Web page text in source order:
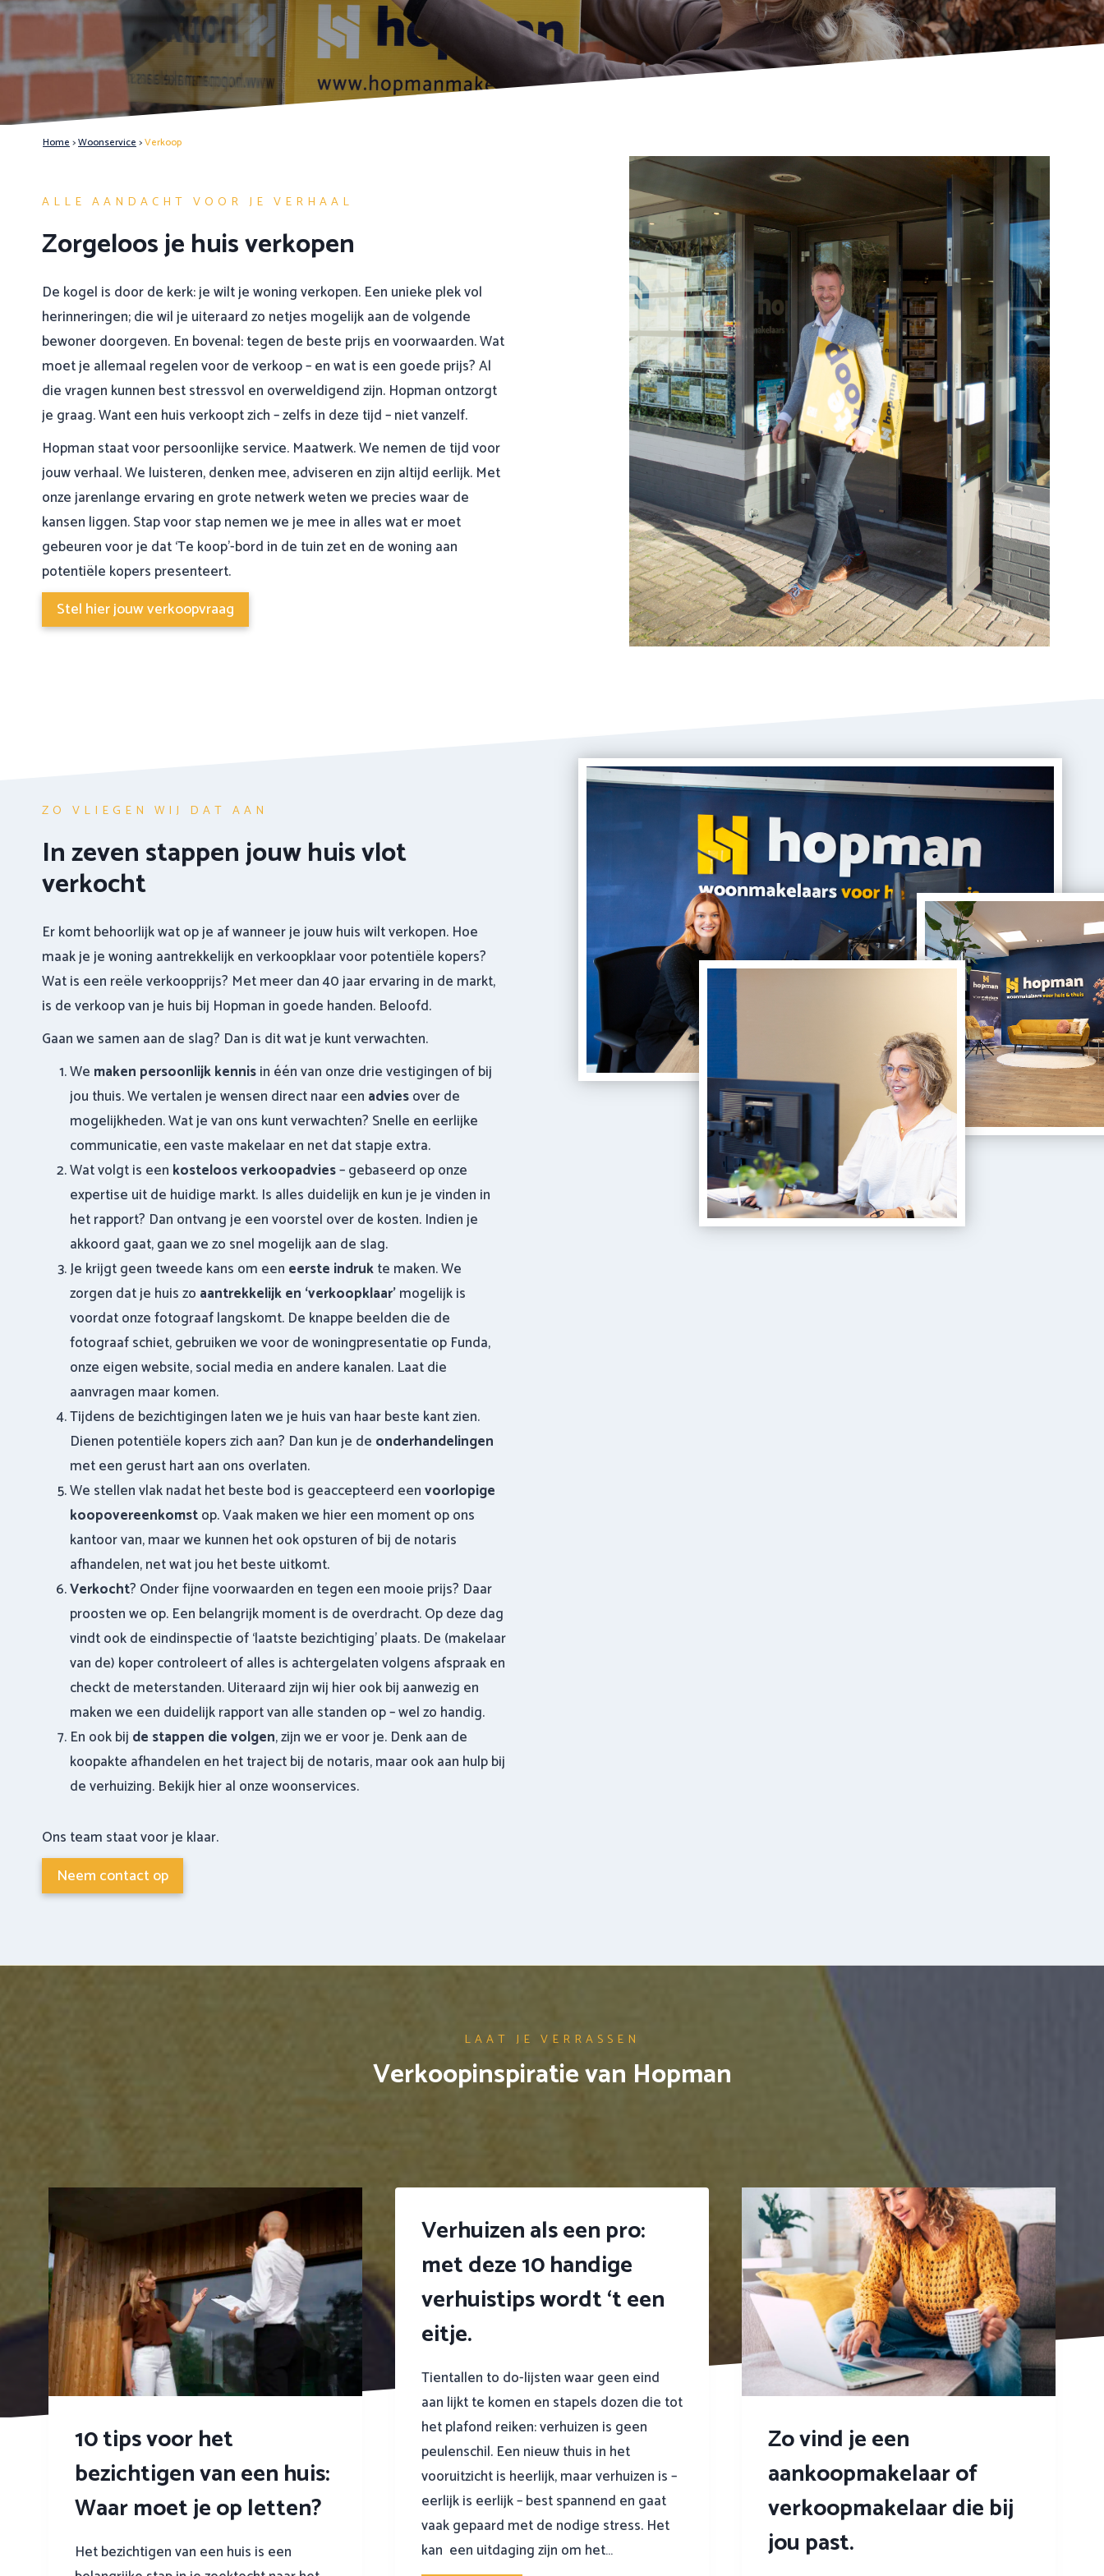
Home>Woonservice>Verkoop
ALLE AANDACHT VOOR JE VERHAAL
Zorgeloos je huis verkopen
De kogel is door de kerk: je wilt je woning verkopen. Een unieke plek vol
herinneringen; die wil je uiteraard zo netjes mogelijk aan de volgende
bewoner doorgeven. En bovenal: tegen de beste prijs en voorwaarden. Wat
moet je allemaal regelen voor de verkoop – en wat is een goede prijs? Al
die vragen kunnen best stressvol en overweldigend zijn. Hopman ontzorgt
je graag. Want een huis verkoopt zich – zelfs in deze tijd – niet vanzelf.
Hopman staat voor persoonlijke service. Maatwerk. We nemen de tijd voor
jouw verhaal. We luisteren, denken mee, adviseren en zijn altijd eerlijk. Met
onze jarenlange ervaring en grote netwerk weten we precies waar de
kansen liggen. Stap voor stap nemen we je mee in alles wat er moet
gebeuren voor je dat ‘Te koop’-bord in de tuin zet en de woning aan
potentiële kopers presenteert.
Stel hier jouw verkoopvraag
ZO VLIEGEN WIJ DAT AAN
In zeven stappen jouw huis vlot
verkocht
Er komt behoorlijk wat op je af wanneer je jouw huis wilt verkopen. Hoe
maak je je woning aantrekkelijk en verkoopklaar voor potentiële kopers?
Wat is een reële verkoopprijs? Met meer dan 40 jaar ervaring in de markt,
is de verkoop van je huis bij Hopman in goede handen. Beloofd.
Gaan we samen aan de slag? Dan is dit wat je kunt verwachten.
We maken persoonlijk kennisin één van onze drie vestigingen of bij
jou thuis. We vertalen je wensen direct naar een adviesover de
mogelijkheden. Wat je van ons kunt verwachten? Snelle en eerlijke
communicatie, een vaste makelaar en net dat stapje extra.
Wat volgt is een kosteloosverkoopadvies– gebaseerd op onze
expertise uit de huidige markt. Is alles duidelijk en kun je je vinden in
het rapport? Dan ontvang je een voorstel over de kosten. Indien je
akkoord gaat, gaan we zo snel mogelijk aan de slag.
Je krijgt geen tweede kans om een eerste indrukte maken. We
zorgen dat je huis zo aantrekkelijk en ‘verkoopklaar’mogelijk is
voordat onze fotograaf langskomt. De knappe beelden die de
fotograaf schiet, gebruiken we voor de woningpresentatie op Funda,
onze eigen website, social media en andere kanalen. Laat die
aanvragen maar komen.
Tijdens de bezichtigingen laten we je huis van haar beste kant zien.
Dienen potentiële kopers zich aan? Dan kun je de onderhandelingen
met een gerust hart aan ons overlaten.
We stellen vlak nadat het beste bod is geaccepteerd eenvoorlopige
koopovereenkomstop. Vaak maken we hier een moment op ons
kantoor van, maar we kunnen het ook opsturen of bij de notaris
afhandelen, net wat jou het beste uitkomt.
Verkocht? Onder fijne voorwaarden en tegen een mooie prijs? Daar
proosten we op. Een belangrijk moment is de overdracht. Op deze dag
vindt ook de eindinspectie of ‘laatste bezichtiging’ plaats. De (makelaar
van de) koper controleert of alles is achtergelaten volgens afspraak en
checkt de meterstanden. Uiteraard zijn wij hier ook bij aanwezig en
maken we een duidelijk rapport van alle standen op – wel zo handig.
En ook bij de stappen die volgen, zijn we er voor je. Denk aan de
koopakte afhandelen en het traject bij de notaris, maar ook aan hulp bij
de verhuizing. Bekijk hier al onze woonservices.
Ons team staat voor je klaar.
Neem contact op
LAAT JE VERRASSEN
Verkoopinspiratie van Hopman
10 tips voor het
bezichtigen van een huis:
Waar moet je op letten?
Het bezichtigen van een huis is een
Verhuizen als een pro:
met deze 10 handige
verhuistips wordt ‘t een
eitje.
Tientallen to do-lijsten waar geen eind
aan lijkt te komen en stapels dozen die tot
het plafond reiken: verhuizen is geen
peulenschil. Een nieuw thuis in het
vooruitzicht is heerlijk, maar verhuizen is –
eerlijk is eerlijk – best spannend en gaat
vaak gepaard met de nodige stress. Het
kan een uitdaging zijn om het…
Zo vind je een
aankoopmakelaar of
verkoopmakelaar die bij
jou past.